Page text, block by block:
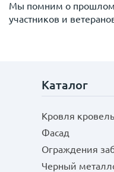
Мы помним о
участников и
Каталог
Кровля
Фасад
Ограждения
Черный